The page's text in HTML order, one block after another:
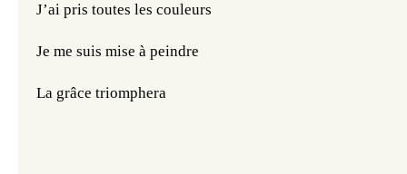
J’ai pris toutes les couleurs
Je me suis mise à peindre
La grâce triomphera